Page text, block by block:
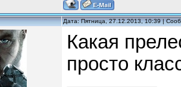
Дата: Пятница, 27.12.2013, 10:39 |
Какая
просто